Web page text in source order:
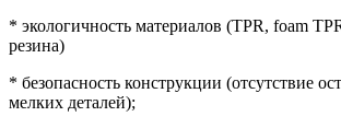
* экологичность материалов (TPR, foam
резина)
* безопасность конструкции (отсутствие
мелких деталей);